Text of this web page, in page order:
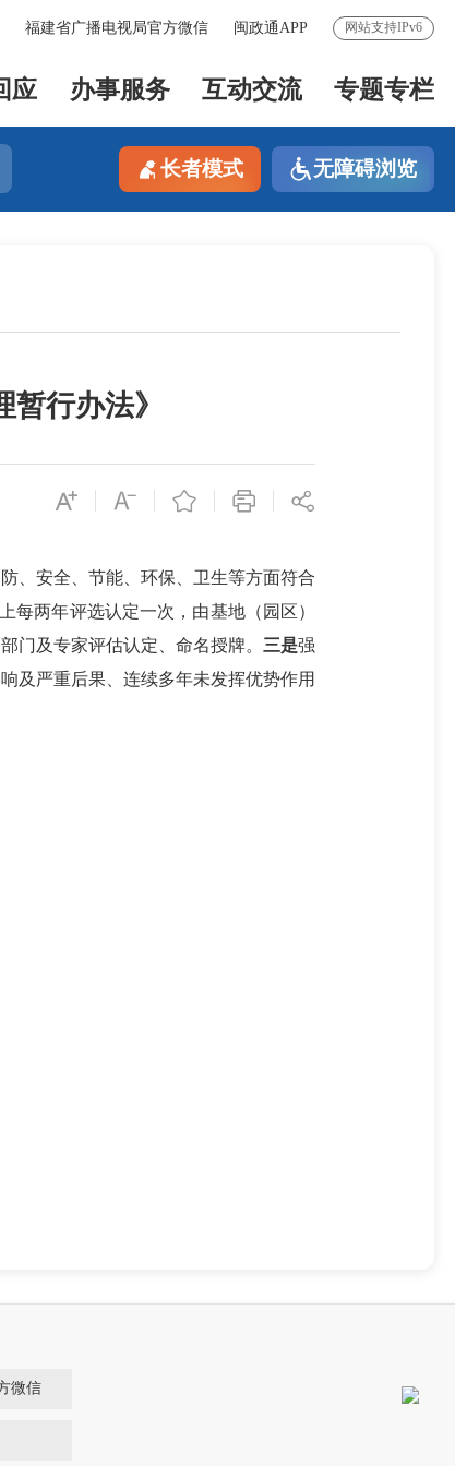
福建省广播电视局官方微信 闽政通APP 网站支持IPv6
应 办事服务 互动交流 专题专栏
长者模式 无障碍浏览
行办法》
、安全、节能、环保、卫生等方面符合
每两年评选认定一次，由基地（园区）
门及专家评估认定、命名授牌。 三是强
及严重后果、连续多年未发挥优势作用
微信